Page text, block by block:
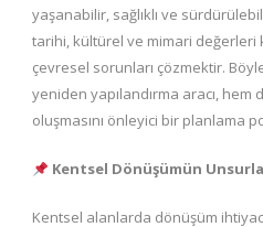
yaşanabilir, sağlıklı ve
tarihi, kültürel ve mimari değerleri
çevresel sorunları çözmektir.
yeniden yapılandırma aracı, hem
oluşmasını önleyici bir planlama
Kentsel Dönüşümün
Kentsel alanlarda dönüşüm